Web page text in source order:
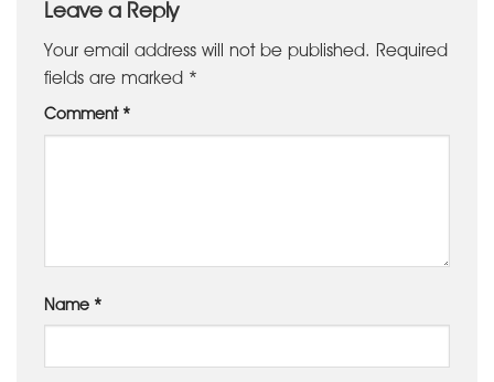
Leave a Reply
Your email address will not be published.
Required
fields are marked
*
Comment *
Name *